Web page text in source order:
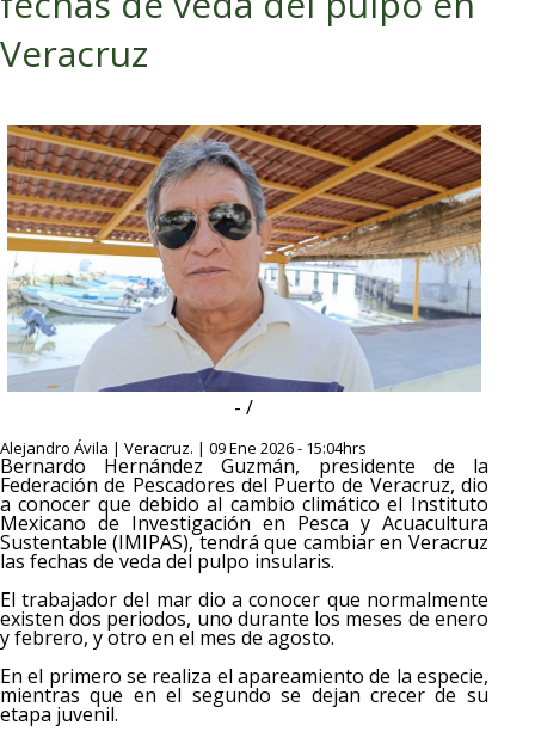
Veracruz
- /
Alejandro Ávila | Veracruz. | 09 Ene 2026 - 15:04hrs
Bernardo Hernández Guzmán, presidente de la
Federación de Pescadores del Puerto de Veracruz, dio
a conocer que debido al cambio climático el Instituto
Mexicano de Investigación en Pesca y Acuacultura
Sustentable (IMIPAS), tendrá que cambiar en Veracruz
las fechas de veda del pulpo insularis.
El trabajador del mar dio a conocer que normalmente
existen dos periodos, uno durante los meses de enero
y febrero, y otro en el mes de agosto.
En el primero se realiza el apareamiento de la especie,
mientras que en el segundo se dejan crecer de su
etapa juvenil.